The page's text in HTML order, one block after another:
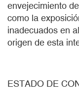
envejecimiento
como la
inadecuados en
origen de esta
ESTADO DE